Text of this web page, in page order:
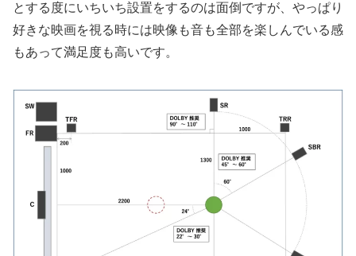
とする度にいちいち設置をするのは面倒ですが、やっぱり
好きな映画を視る時には映像も音も全部を楽しんでいる感
もあって満足度も高いです。